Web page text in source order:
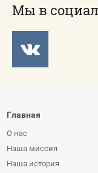
Мы в
Главная
О нас
Наша миссия
Наша история